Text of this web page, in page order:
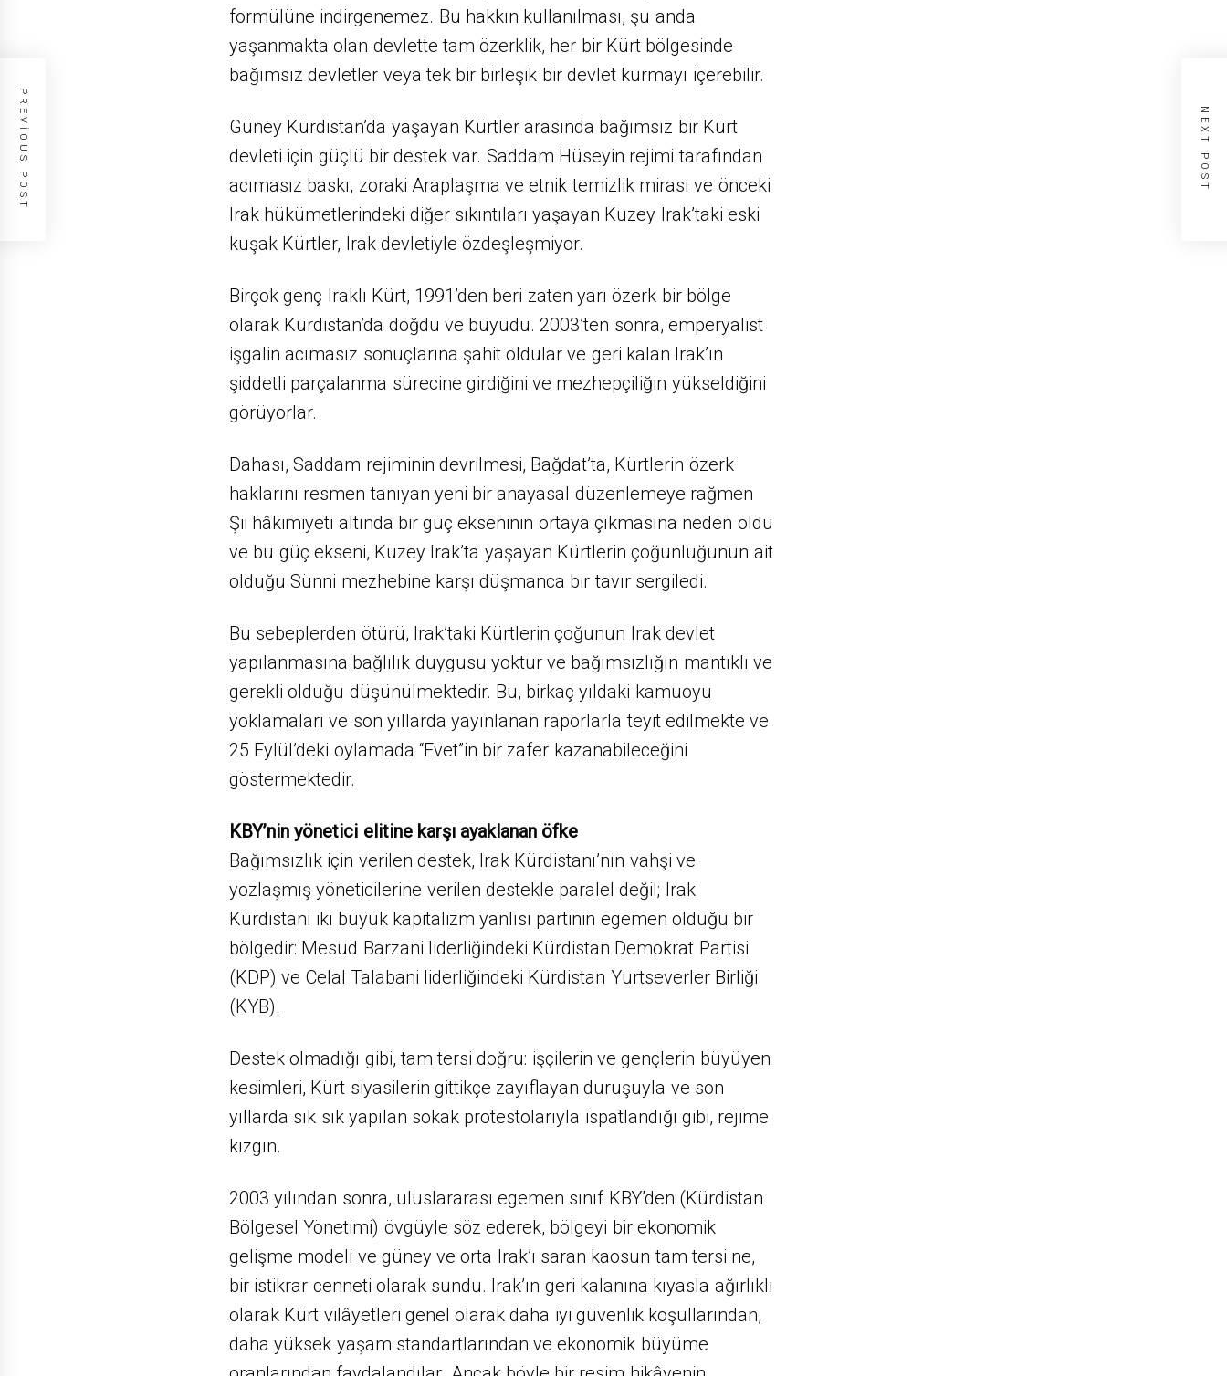
formülüne indirgenemez. Bu hakkın kullanılması, şu anda
yaşanmakta olan devlette tam özerklik, her bir Kürt bölgesinde
bağımsız devletler veya tek bir birleşik bir devlet kurmayı içerebilir.
Güney Kürdistan’da yaşayan Kürtler arasında bağımsız bir Kürt
devleti için güçlü bir destek var. Saddam Hüseyin rejimi tarafından
acımasız baskı, zoraki Araplaşma ve etnik temizlik mirası ve önceki
Irak hükümetlerindeki diğer sıkıntıları yaşayan Kuzey Irak’taki eski
kuşak Kürtler, Irak devletiyle özdeşleşmiyor.
Birçok genç Iraklı Kürt, 1991’den beri zaten yarı özerk bir bölge
olarak Kürdistan’da doğdu ve büyüdü. 2003’ten sonra, emperyalist
işgalin acımasız sonuçlarına şahit oldular ve geri kalan Irak’ın
şiddetli parçalanma sürecine girdiğini ve mezhepçiliğin yükseldiğini
görüyorlar.
Dahası, Saddam rejiminin devrilmesi, Bağdat’ta, Kürtlerin özerk
haklarını resmen tanıyan yeni bir anayasal düzenlemeye rağmen
Şii hâkimiyeti altında bir güç ekseninin ortaya çıkmasına neden oldu
ve bu güç ekseni, Kuzey Irak’ta yaşayan Kürtlerin çoğunluğunun ait
olduğu Sünni mezhebine karşı düşmanca bir tavır sergiledi.
Bu sebeplerden ötürü, Irak’taki Kürtlerin çoğunun Irak devlet
yapılanmasına bağlılık duygusu yoktur ve bağımsızlığın mantıklı ve
gerekli olduğu düşünülmektedir. Bu, birkaç yıldaki kamuoyu
yoklamaları ve son yıllarda yayınlanan raporlarla teyit edilmekte ve
25 Eylül’deki oylamada “Evet”in bir zafer kazanabileceğini
göstermektedir.
KBY’nin yönetici elitine karşı ayaklanan öfke
Bağımsızlık için verilen destek, Irak Kürdistanı’nın vahşi ve
yozlaşmış yöneticilerine verilen destekle paralel değil; Irak
Kürdistanı iki büyük kapitalizm yanlısı partinin egemen olduğu bir
bölgedir: Mesud Barzani liderliğindeki Kürdistan Demokrat Partisi
(KDP) ve Celal Talabani liderliğindeki Kürdistan Yurtseverler Birliği
(KYB).
Destek olmadığı gibi, tam tersi doğru: işçilerin ve gençlerin büyüyen
kesimleri, Kürt siyasilerin gittikçe zayıflayan duruşuyla ve son
yıllarda sık sık yapılan sokak protestolarıyla ispatlandığı gibi, rejime
kızgın.
2003 yılından sonra, uluslararası egemen sınıf KBY’den (Kürdistan
Bölgesel Yönetimi) övgüyle söz ederek, bölgeyi bir ekonomik
gelişme modeli ve güney ve orta Irak’ı saran kaosun tam tersi ne,
bir istikrar cenneti olarak sundu. Irak’ın geri kalanına kıyasla ağırlıklı
olarak Kürt vilâyetleri genel olarak daha iyi güvenlik koşullarından,
daha yüksek yaşam standartlarından ve ekonomik büyüme
PREVIOUS POST NEXT POST